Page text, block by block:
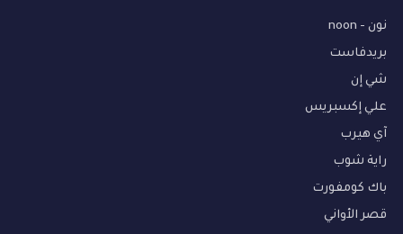
نون - noon
بريدفاست
شي إن
علي إكسبريس
آي هيرب
راية شوب
باك كومفورت
قصر الأواني